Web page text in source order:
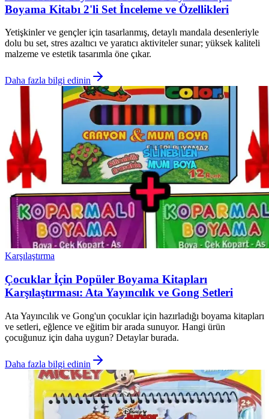
Boyama Kitabı 2'li Set İnceleme ve Özellikleri
Yetişkinler ve gençler için tasarlanmış, detaylı mandala desenleriyle
dolu bu set, stres azaltıcı ve yaratıcı aktiviteler sunar; yüksek kaliteli
malzeme ve estetik tasarımla öne çıkar.
Daha fazla bilgi edinin
Karşılaştırma
Çocuklar İçin Popüler Boyama Kitapları
Karşılaştırması: Ata Yayıncılık ve Gong Setleri
Ata Yayıncılık ve Gong'un çocuklar için hazırladığı boyama kitapları
ve setleri, eğlence ve eğitim bir arada sunuyor. Hangi ürün
çocuğunuz için daha uygun? Detaylar burada.
Daha fazla bilgi edinin